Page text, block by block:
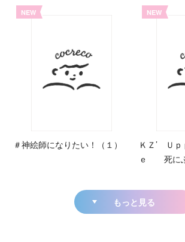
NEW
＃神絵師になりたい！（１）
NEW
ＫＺ’ Ｕ
ｅ 死に
もっと見る